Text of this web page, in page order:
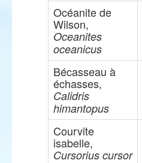
Océanite de
Wilson,
Oceanites
oceanicus
Bécasseau à
échasses,
Calidris
himantopus
Courvite
isabelle,
Cursorius cursor